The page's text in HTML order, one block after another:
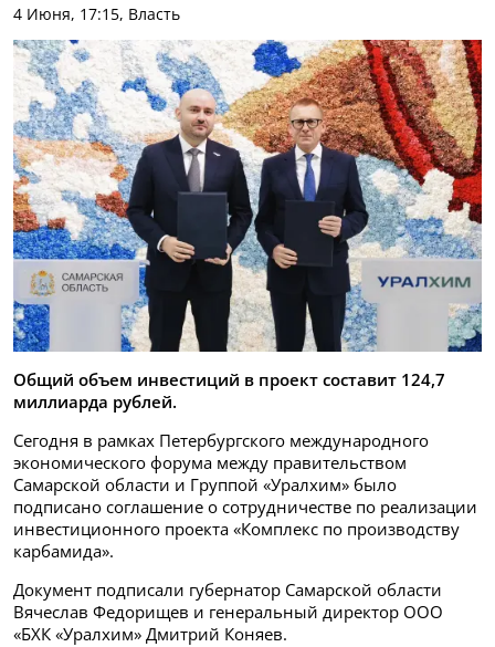
4 Июня, 17:15, Власть
Общий объем инвестиций в проект составит 124,7
миллиарда рублей.
Сегодня в рамках Петербургского международного
экономического форума между правительством
Самарской области и Группой «Уралхим» было
подписано соглашение о сотрудничестве по реализации
инвестиционного проекта «Комплекс по производству
карбамида».
Документ подписали губернатор Самарской области
Вячеслав Федорищев и генеральный директор ООО
«БХК «Уралхим» Дмитрий Коняев.